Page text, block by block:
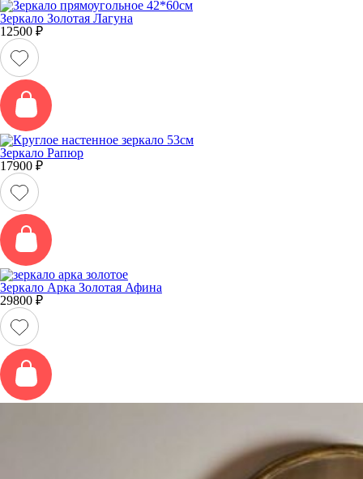
Зеркало Золотая Лагуна
12500 ₽
Зеркало Рапюр
17900 ₽
Зеркало Арка Золотая Афина
29800 ₽